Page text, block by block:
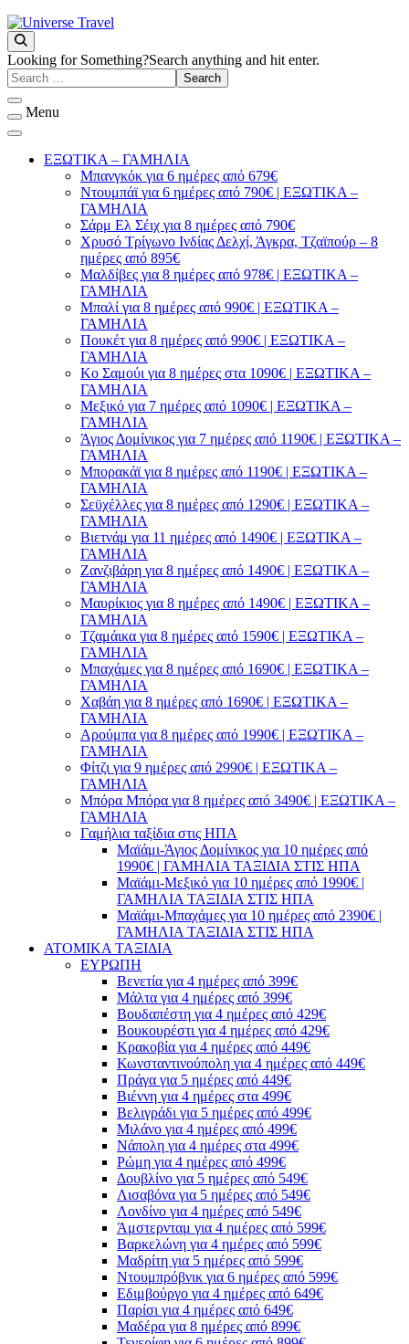
Universe Travel
You will love the way you travel
Looking for Something?Search anything and hit enter.
Menu
ΕΞΩΤΙΚΑ – ΓΑΜΗΛΙΑ
Μπανγκόκ για 6 ημέρες από 679€
Ντουμπάϊ για 6 ημέρες από 790€ | ΕΞΩΤΙΚΑ –
ΓΑΜΗΛΙΑ
Σάρμ Ελ Σέιχ για 8 ημέρες από 790€
Χρυσό Τρίγωνο Ινδίας Δελχί, Άγκρα, Τζαϊπούρ – 8
ημέρες από 895€
Μαλδίβες για 8 ημέρες από 978€ | ΕΞΩΤΙΚΑ –
ΓΑΜΗΛΙΑ
Μπαλί για 8 ημέρες από 990€ | ΕΞΩΤΙΚΑ –
ΓΑΜΗΛΙΑ
Πουκέτ για 8 ημέρες από 990€ | ΕΞΩΤΙΚΑ –
ΓΑΜΗΛΙΑ
Κο Σαμούι για 8 ημέρες στα 1090€ | ΕΞΩΤΙΚΑ –
ΓΑΜΗΛΙΑ
Μεξικό για 7 ημέρες από 1090€ | ΕΞΩΤΙΚΑ –
ΓΑΜΗΛΙΑ
Άγιος Δομίνικος για 7 ημέρες από 1190€ | ΕΞΩΤΙΚΑ –
ΓΑΜΗΛΙΑ
Μπορακάϊ για 8 ημέρες από 1190€ | ΕΞΩΤΙΚΑ –
ΓΑΜΗΛΙΑ
Σεϋχέλλες για 8 ημέρες από 1290€ | ΕΞΩΤΙΚΑ –
ΓΑΜΗΛΙΑ
Βιετνάμ για 11 ημέρες από 1490€ | ΕΞΩΤΙΚΑ –
ΓΑΜΗΛΙΑ
Ζανζιβάρη για 8 ημέρες από 1490€ | ΕΞΩΤΙΚΑ –
ΓΑΜΗΛΙΑ
Μαυρίκιος για 8 ημέρες από 1490€ | ΕΞΩΤΙΚΑ –
ΓΑΜΗΛΙΑ
Τζαμάικα για 8 ημέρες από 1590€ | ΕΞΩΤΙΚΑ –
ΓΑΜΗΛΙΑ
Μπαχάμες για 8 ημέρες από 1690€ | ΕΞΩΤΙΚΑ –
ΓΑΜΗΛΙΑ
Χαβάη για 8 ημέρες από 1690€ | ΕΞΩΤΙΚΑ –
ΓΑΜΗΛΙΑ
Αρούμπα για 8 ημέρες από 1990€ | ΕΞΩΤΙΚΑ –
ΓΑΜΗΛΙΑ
Φίτζι για 9 ημέρες από 2990€ | ΕΞΩΤΙΚΑ –
ΓΑΜΗΛΙΑ
Μπόρα Μπόρα για 8 ημέρες από 3490€ | ΕΞΩΤΙΚΑ –
ΓΑΜΗΛΙΑ
Γαμήλια ταξίδια στις ΗΠΑ
Μαϊάμι-Άγιος Δομίνικος για 10 ημέρες από
1990€ | ΓΑΜΗΛΙΑ ΤΑΞΙΔΙΑ ΣΤΙΣ ΗΠΑ
Μαϊάμι-Μεξικό για 10 ημέρες από 1990€ |
ΓΑΜΗΛΙΑ ΤΑΞΙΔΙΑ ΣΤΙΣ ΗΠΑ
Μαϊάμι-Μπαχάμες για 10 ημέρες από 2390€ |
ΓΑΜΗΛΙΑ ΤΑΞΙΔΙΑ ΣΤΙΣ ΗΠΑ
ΑΤΟΜΙΚΑ ΤΑΞΙΔΙΑ
ΕΥΡΩΠΗ
Βενετία για 4 ημέρες από 399€
Μάλτα για 4 ημέρες από 399€
Βουδαπέστη για 4 ημέρες από 429€
Βουκουρέστι για 4 ημέρες από 429€
Κρακοβία για 4 ημέρες από 449€
Κωνσταντινούπολη για 4 ημέρες από 449€
Πράγα για 5 ημέρες από 449€
Βιέννη για 4 ημέρες στα 499€
Βελιγράδι για 5 ημέρες από 499€
Μιλάνο για 4 ημέρες από 499€
Νάπολη για 4 ημέρες στα 499€
Ρώμη για 4 ημέρες από 499€
Δουβλίνο για 5 ημέρες από 549€
Λισαβόνα για 5 ημέρες από 549€
Λονδίνο για 4 ημέρες από 549€
Άμστερνταμ για 4 ημέρες από 599€
Βαρκελώνη για 4 ημέρες από 599€
Μαδρίτη για 5 ημέρες από 599€
Ντουμπρόβνικ για 6 ημέρες από 599€
Εδιμβούργο για 4 ημέρες από 649€
Παρίσι για 4 ημέρες από 649€
Μαδέρα για 8 ημέρες από 899€